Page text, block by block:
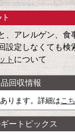
、アレルゲン、食
設定しなくても検
トについて
回収情報
ります。詳細は こ
ートピックス